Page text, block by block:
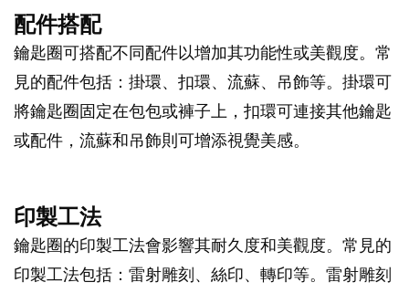
配件搭配
鑰匙圈可搭配不同配件以增加其功能性或美觀度。常
見的配件包括：掛環、扣環、流蘇、吊飾等。掛環可
將鑰匙圈固定在包包或褲子上，扣環可連接其他鑰匙
或配件，流蘇和吊飾則可增添視覺美感。
印製工法
鑰匙圈的印製工法會影響其耐久度和美觀度。常見的
印製工法包括：雷射雕刻、絲印、轉印等。雷射雕刻